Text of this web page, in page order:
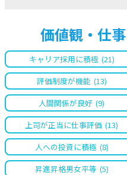
価値観・仕
キャリア採用に積極 (21)
評価制度が機能 (13)
人間関係が良好 (9)
上司が正当に仕事評価 (13)
人への投資に積極 (8)
昇進昇格男女平等 (5)